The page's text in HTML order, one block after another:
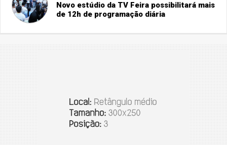
Novo estúdio da TV Feira possibilitará mais
de 12h de programação diária